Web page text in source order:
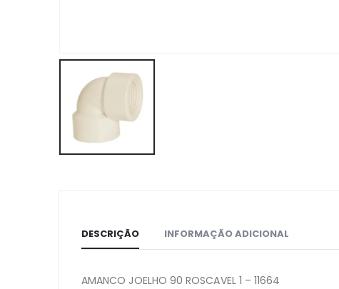
DESCRIÇÃO INFORMAÇÃO ADICIONAL
AMANCO JOELHO 90 ROSCAVEL 1 – 11664